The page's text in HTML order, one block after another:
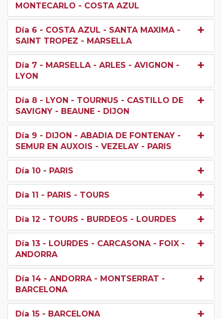
MONTECARLO - COSTA AZUL
Día 6 - COSTA AZUL - SANTA MAXIMA -
SAINT TROPEZ - MARSELLA
Día 7 - MARSELLA - ARLES - AVIGNON -
LYON
Día 8 - LYON - TOURNUS - CASTILLO DE
SAVIGNY - BEAUNE - DIJON
Día 9 - DIJON - ABADIA DE FONTENAY -
SEMUR EN AUXOIS - VEZELAY - PARIS
Día 10 - PARIS
Día 11 - PARIS - TOURS
Día 12 - TOURS - BURDEOS - LOURDES
Día 13 - LOURDES - CARCASONA - FOIX -
ANDORRA
Día 14 - ANDORRA - MONTSERRAT -
BARCELONA
Día 15 - BARCELONA